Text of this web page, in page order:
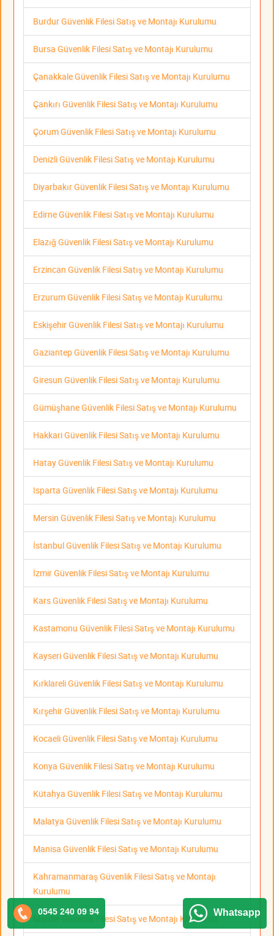
Burdur Güvenlik Filesi Satış ve Montajı Kurulumu
Bursa Güvenlik Filesi Satış ve Montajı Kurulumu
Çanakkale Güvenlik Filesi Satış ve Montajı Kurulumu
Çankırı Güvenlik Filesi Satış ve Montajı Kurulumu
Çorum Güvenlik Filesi Satış ve Montajı Kurulumu
Denizli Güvenlik Filesi Satış ve Montajı Kurulumu
Diyarbakır Güvenlik Filesi Satış ve Montajı Kurulumu
Edirne Güvenlik Filesi Satış ve Montajı Kurulumu
Elazığ Güvenlik Filesi Satış ve Montajı Kurulumu
Erzincan Güvenlik Filesi Satış ve Montajı Kurulumu
Erzurum Güvenlik Filesi Satış ve Montajı Kurulumu
Eskişehir Güvenlik Filesi Satış ve Montajı Kurulumu
Gaziantep Güvenlik Filesi Satış ve Montajı Kurulumu
Giresun Güvenlik Filesi Satış ve Montajı Kurulumu
Gümüşhane Güvenlik Filesi Satış ve Montajı Kurulumu
Hakkari Güvenlik Filesi Satış ve Montajı Kurulumu
Hatay Güvenlik Filesi Satış ve Montajı Kurulumu
Isparta Güvenlik Filesi Satış ve Montajı Kurulumu
Mersin Güvenlik Filesi Satış ve Montajı Kurulumu
İstanbul Güvenlik Filesi Satış ve Montajı Kurulumu
İzmir Güvenlik Filesi Satış ve Montajı Kurulumu
Kars Güvenlik Filesi Satış ve Montajı Kurulumu
Kastamonu Güvenlik Filesi Satış ve Montajı Kurulumu
Kayseri Güvenlik Filesi Satış ve Montajı Kurulumu
Kırklareli Güvenlik Filesi Satış ve Montajı Kurulumu
Kırşehir Güvenlik Filesi Satış ve Montajı Kurulumu
Kocaeli Güvenlik Filesi Satış ve Montajı Kurulumu
Konya Güvenlik Filesi Satış ve Montajı Kurulumu
Kütahya Güvenlik Filesi Satış ve Montajı Kurulumu
Malatya Güvenlik Filesi Satış ve Montajı Kurulumu
Manisa Güvenlik Filesi Satış ve Montajı Kurulumu
Kahramanmaraş Güvenlik Filesi Satış ve Montajı
Kurulumu
Mardin Güvenlik Filesi Satış ve Montajı Kurulumu
0545 240 09 94 Whatsapp